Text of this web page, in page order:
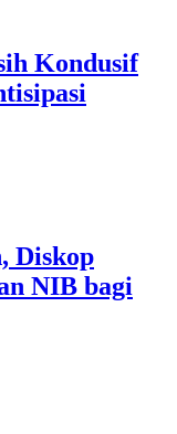
Kondusif
Diskop
NIB bagi